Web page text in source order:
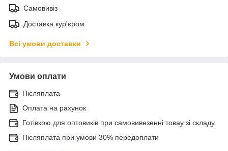
Самовивіз
Доставка кур'єром
Всі умови доставки
Умови оплати
Післяплата
Оплата на рахунок
Готівкою для оптовиків при самовивезенні товау зі складу.
Післяплата при умови 30% передоплати